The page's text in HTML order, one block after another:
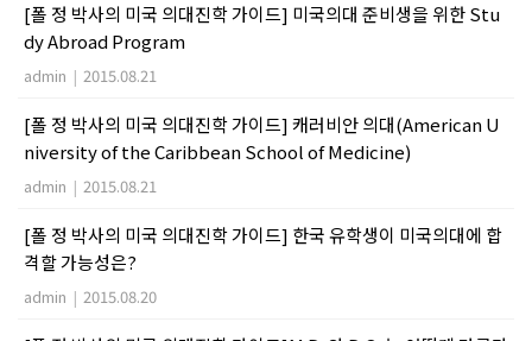
[폴 정 박사의 미국 의대진학 가이드] 미국의대 준비생을 위한 Stu
dy Abroad Program
admin | 2015.08.21
[폴 정 박사의 미국 의대진학 가이드] 캐러비안 의대(American U
niversity of the Caribbean School of Medicine)
admin | 2015.08.21
[폴 정 박사의 미국 의대진학 가이드] 한국 유학생이 미국의대에 합
격할 가능성은?
admin | 2015.08.20